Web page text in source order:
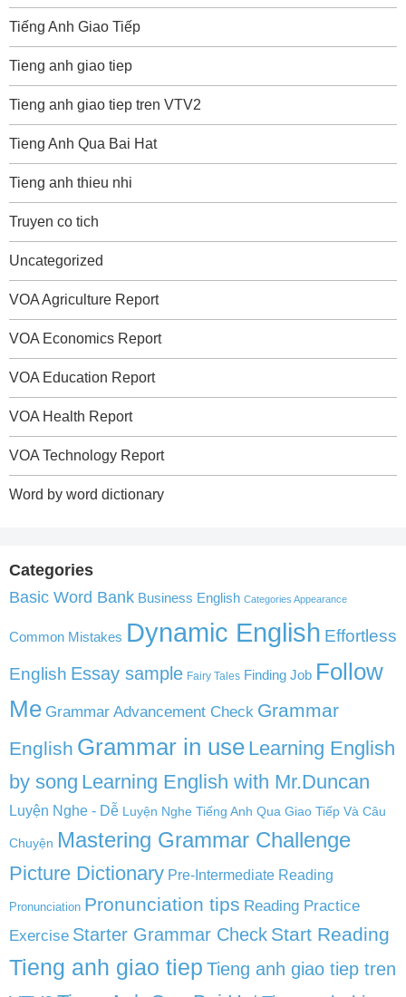
Tiếng Anh Giao Tiếp
Tieng anh giao tiep
Tieng anh giao tiep tren VTV2
Tieng Anh Qua Bai Hat
Tieng anh thieu nhi
Truyen co tich
Uncategorized
VOA Agriculture Report
VOA Economics Report
VOA Education Report
VOA Health Report
VOA Technology Report
Word by word dictionary
Categories
Basic Word Bank Business English Categories Appearance
Common Mistakes Dynamic English Effortless
English Essay sample Fairy Tales Finding Job Follow
Me Grammar Advancement Check Grammar
English Grammar in use Learning English
by song Learning English with Mr.Duncan
Luyện Nghe - Dễ Luyện Nghe Tiếng Anh Qua Giao Tiếp Và Câu
Chuyện Mastering Grammar Challenge
Picture Dictionary Pre-Intermediate Reading
Pronunciation Pronunciation tips Reading Practice
Exercise Starter Grammar Check Start Reading
Tieng anh giao tiep Tieng anh giao tiep tren